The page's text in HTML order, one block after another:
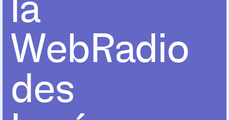
WebRadio
des